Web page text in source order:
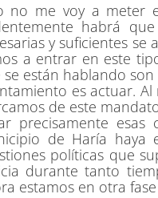
no me voy a meter
habrá
y suficientes
a entrar en este
se están hablando
es actuar.
de este
precisamente
de Haría haya
políticas que
durante tanto
estamos en otra